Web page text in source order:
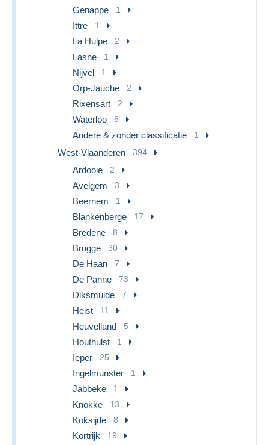
Genappe 1
Ittre 1
La Hulpe 2
Lasne 1
Nijvel 1
Orp-Jauche 2
Rixensart 2
Waterloo 6
Andere & zonder classificatie 1
West-Vlaanderen 394
Ardooie 2
Avelgem 3
Beernem 1
Blankenberge 17
Bredene 8
Brugge 30
De Haan 7
De Panne 73
Diksmuide 7
Heist 11
Heuvelland 5
Houthulst 1
Ieper 25
Ingelmunster 1
Jabbeke 1
Knokke 13
Koksijde 8
Kortrijk 19